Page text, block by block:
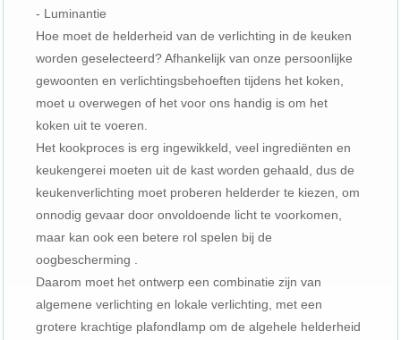
- Luminantie
Hoe moet de helderheid van de verlichting in de keuken
worden geselecteerd? Afhankelijk van onze persoonlijke
gewoonten en verlichtingsbehoeften tijdens het koken,
moet u overwegen of het voor ons handig is om het
koken uit te voeren.
Het kookproces is erg ingewikkeld, veel ingrediënten en
keukengerei moeten uit de kast worden gehaald, dus de
keukenverlichting moet proberen helderder te kiezen, om
onnodig gevaar door onvoldoende licht te voorkomen,
maar kan ook een betere rol spelen bij de
oogbescherming .
Daarom moet het ontwerp een combinatie zijn van
algemene verlichting en lokale verlichting, met een
grotere krachtige plafondlamp om de algehele helderheid